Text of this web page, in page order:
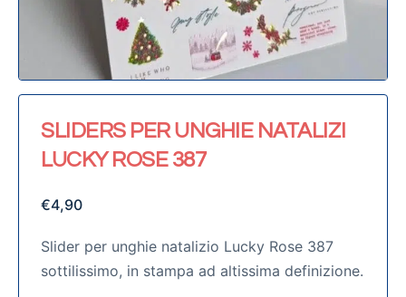
SLIDERS PER UNGHIE NATALIZI
LUCKY ROSE 387
€4,90
Slider per unghie natalizio Lucky Rose 387
sottilissimo, in stampa ad altissima definizione.